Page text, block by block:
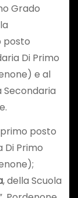
Grado
posto
Di Primo
e al
Secondaria
posto
Di Primo
, della Scuola